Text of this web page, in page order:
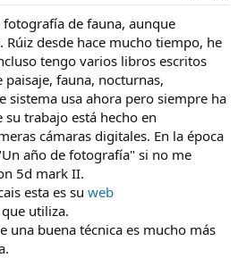
mi parte.
M50 retratista urbano, street y
conesta fotoya me hizo enganchar
en Miami, muy experimental, tecnico
las analógicas.
sigo y admiro, e incluso me son fuente
y plumas...
de fauna, aunque
Rúiz desde hace mucho tiempo, he
tengo varios libros escritos
fauna, nocturnas,
sistema usa ahora pero siempre ha
trabajo está hecho en
cámaras digitales. En la época
año de fotografía" si no me
5d mark II.
esta es su web
utiliza.
una buena técnica es mucho más